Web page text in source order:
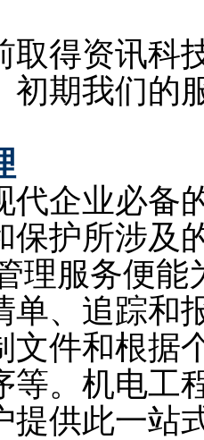
取得资讯科
初期我们的
代企业必备
保护所涉及
理服务便
单、追踪和
文件和根据
等。机电工
提供此一站